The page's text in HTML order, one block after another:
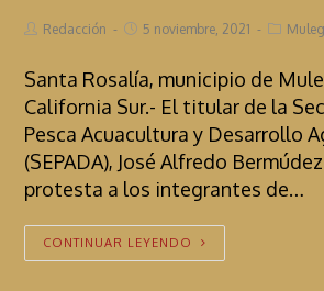
Redacción 5 noviembre, 2021
Santa Rosalía, municipio de
California Sur.- El titular de la
Pesca Acuacultura y Desarrollo
(SEPADA), José Alfredo
protesta a los integrantes de…
CONTINUAR LEYENDO